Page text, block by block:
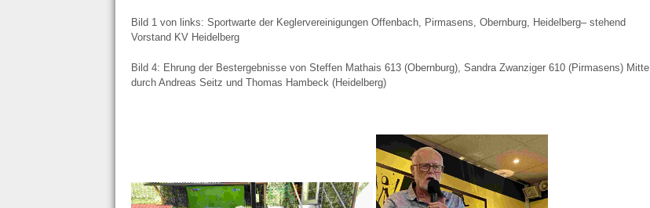
Bild 1 von links: Sportwarte der Keglervereinigungen Offenbach, Pirmasens, Obernburg, Heidelberg– stehend
Vorstand KV Heidelberg
Bild 4: Ehrung der Bestergebnisse von Steffen Mathais 613 (Obernburg), Sandra Zwanziger 610 (Pirmasens) Mitte
durch Andreas Seitz und Thomas Hambeck (Heidelberg)